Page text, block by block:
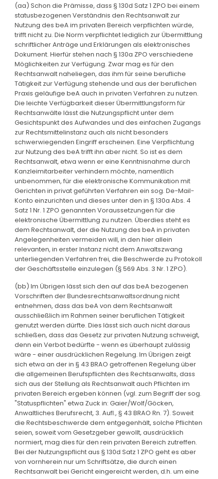
(aa) Schon die Prämisse, dass § 130d Satz 1 ZPO bei einem
statusbezogenen Verständnis den Rechtsanwalt zur
Nutzung des beA im privaten Bereich verpflichten würde,
trifft nicht zu. Die Norm verpflichtet lediglich zur Übermittlung
schriftlicher Anträge und Erklärungen als elektronisches
Dokument. Hierfür stehen nach § 130a ZPO verschiedene
Möglichkeiten zur Verfügung. Zwar mag es für den
Rechtsanwalt naheliegen, das ihm für seine berufliche
Tätigkeit zur Verfügung stehende und aus der beruflichen
Praxis geläufige beA auch in privaten Verfahren zu nutzen.
Die leichte Verfügbarkeit dieser Übermittlungsform für
Rechtsanwälte lässt die Nutzungspflicht unter dem
Gesichtspunkt des Aufwandes und des einfachen Zugangs
zur Rechtsmittelinstanz auch als nicht besonders
schwerwiegenden Eingriff erscheinen. Eine Verpflichtung
zur Nutzung des beA trifft ihn aber nicht. So ist es dem
Rechtsanwalt, etwa wenn er eine Kenntnisnahme durch
Kanzleimitarbeiter verhindern möchte, namentlich
unbenommen, für die elektronische Kommunikation mit
Gerichten in privat geführten Verfahren ein sog. De-Mail-
Konto einzurichten und dieses unter den in § 130a Abs. 4
Satz 1 Nr. 1 ZPO genannten Voraussetzungen für die
elektronische Übermittlung zu nutzen. Überdies steht es
dem Rechtsanwalt, der die Nutzung des beA in privaten
Angelegenheiten vermeiden will, in den hier allein
relevanten, in erster Instanz nicht dem Anwaltszwang
unterliegenden Verfahren frei, die Beschwerde zu Protokoll
der Geschäftsstelle einzulegen (§ 569 Abs. 3 Nr. 1 ZPO).
(bb) Im Übrigen lässt sich den auf das beA bezogenen
Vorschriften der Bundesrechtsanwaltsordnung nicht
entnehmen, dass das beA von dem Rechtsanwalt
ausschließlich im Rahmen seiner beruflichen Tätigkeit
genutzt werden dürfte. Dies lässt sich auch nicht daraus
schließen, dass das Gesetz zur privaten Nutzung schweigt,
denn ein Verbot bedürfte - wenn es überhaupt zulässig
wäre - einer ausdrücklichen Regelung. Im Übrigen zeigt
sich etwa an der in § 43 BRAO getroffenen Regelung über
die allgemeinen Berufspflichten des Rechtsanwalts, dass
sich aus der Stellung als Rechtsanwalt auch Pflichten im
privaten Bereich ergeben können (vgl. zum Begriff der sog.
"Statuspflichten" etwa Zuck in: Gaier/Wolf/Göcken,
Anwaltliches Berufsrecht, 3. Aufl., § 43 BRAO Rn. 7). Soweit
die Rechtsbeschwerde dem entgegenhält, solche Pflichten
seien, soweit vom Gesetzgeber gewollt, ausdrücklich
normiert, mag dies für den rein privaten Bereich zutreffen.
Bei der Nutzungspflicht aus § 130d Satz 1 ZPO geht es aber
von vornherein nur um Schriftsätze, die durch einen
Rechtsanwalt bei Gericht eingereicht werden, d.h. um eine